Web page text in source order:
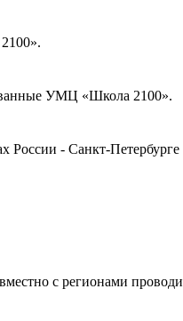
УМЦ «Школа 2100».
России - Санкт-Петербурге
с регионами